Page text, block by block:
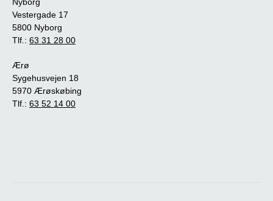
Vestergade 17
5800 Nyborg
Tlf.: 63 31 28 00
Ærø
Sygehusvejen 18
5970 Ærøskøbing
Tlf.: 63 52 14 00